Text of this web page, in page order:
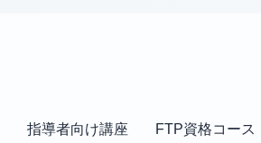
指導者向け講座 FTP資格コース